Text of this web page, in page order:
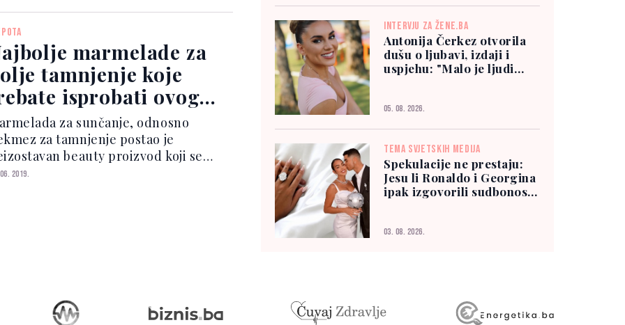
Meghanin lifestyle
As Ever ne otkriva podat...
marmelade za
tamnjenje koje
isprobati ovog
za sunčanje, odnosno
za tamnjenje postao je
beauty proizvod koji se
u svakoj torbi za plažu. Ako volite
2019.
INTERVJU ZA ŽENE.BA
Antonija Čerkez otvorila
dušu o ljubavi, izdaji i
uspjehu: "Malo je ljudi
05. 08. 2026.
TEMA SVJETSKIH MEDIJA
Spekulacije ne prestaju:
Jesu li Ronaldo i Georgina
ipak izgovorili sudbonosno
03. 08. 2026.